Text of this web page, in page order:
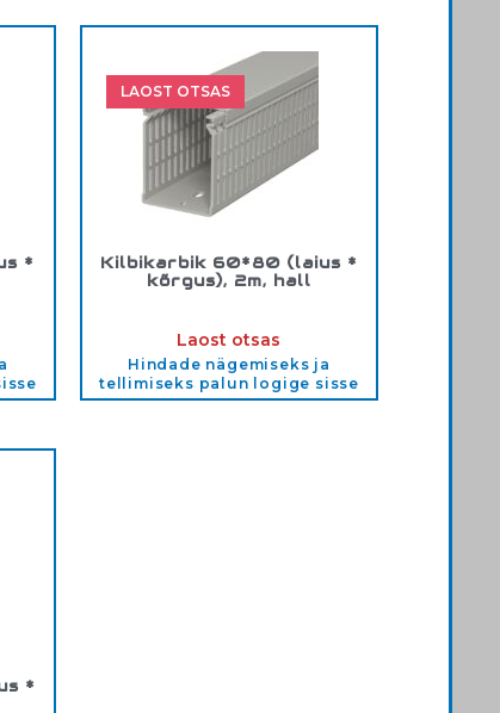
*
LAOST OTSAS
Kilbikarbik 60*80 (laius *
kõrgus), 2m, hall
Laost otsas
Hindade nägemiseks ja
tellimiseks palun logige sisse
*